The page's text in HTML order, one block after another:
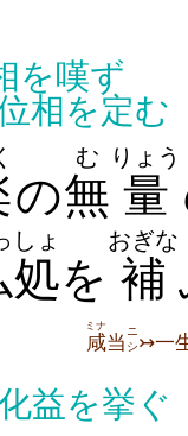
を嘆ず
相を定む
の無
む
量
りょう
処
しょ
を 補
おぎな
咸
ミナ
当 ニ
シ↣一
益を挙ぐ